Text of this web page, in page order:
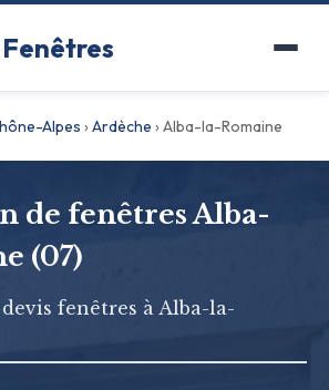
Alpes ›Ardèche ›Alba-la-Romaine
de fenêtres Alba-
(07)
fenêtres à Alba-la-